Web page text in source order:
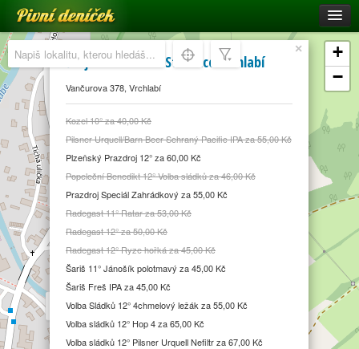
Pivní deníček
Restaurace a hospody
Pivní mapa
Pivní značky
Nápověda
Přihlásit se
Registrace
Švejk restaurant Střelnice Vrchlabí
Vančurova 378, Vrchlabí
Kozel 10° za 40,00 Kč
Pilsner Urquell/Barn Beer Sehraný Pacific IPA za 55,00 Kč
Plzeňský Prazdroj 12° za 60,00 Kč
Popeleční Benedikt 12° Volba sládků za 46,00 Kč
Prazdroj Speciál Zahrádkový za 55,00 Kč
Radegast 11° Ratar za 53,00 Kč
Radegast 12° za 50,00 Kč
Radegast 12° Ryze hořká za 45,00 Kč
Šariš 11° Jánošík polotmavý za 45,00 Kč
Šariš Freš IPA za 45,00 Kč
Volba Sládků 12° 4chmelový ležák za 55,00 Kč
Volba sládků 12° Hop 4 za 65,00 Kč
Volba sládků 12° Pilsner Urquell Nefiltr za 67,00 Kč
×
+
−